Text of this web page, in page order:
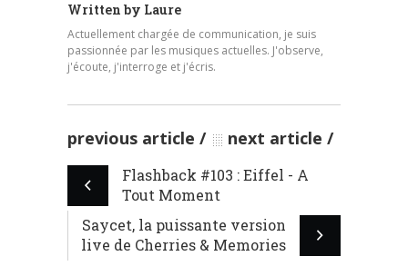
Written by Laure
Actuellement chargée de communication, je suis
passionnée par les musiques actuelles. J'observe,
j'écoute, j'interroge et j'écris.
previous article next article
Flashback #103 : Eiffel - A
Tout Moment
Saycet, la puissante version
live de Cherries & Memories